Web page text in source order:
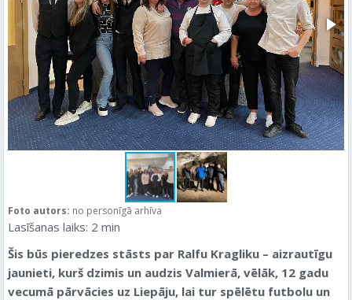
Foto autors: no personīgā arhīva
Lasīšanas laiks: 2 min
Šis būs pieredzes stāsts par Ralfu Kragliku – aizrautīgu
jaunieti, kurš dzimis un audzis Valmierā, vēlāk, 12 gadu
vecumā pārvācies uz Liepāju, lai tur spēlētu futbolu un